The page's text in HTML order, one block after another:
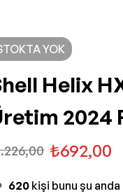
YOK
Helix
2024
₺692,00
620 kişi bunu şu